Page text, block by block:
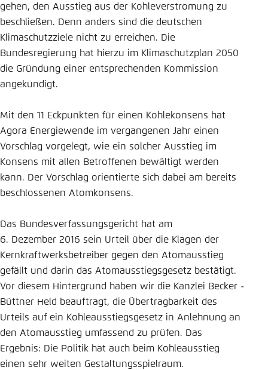
gehen, den Ausstieg aus der Kohleverstromung zu
beschließen. Denn anders sind die deutschen
Klimaschutzziele nicht zu erreichen. Die
Bundesregierung hat hierzu im Klimaschutzplan 2050
die Gründung einer entsprechenden Kommission
angekündigt.
Mit den 11 Eckpunkten für einen Kohlekonsens hat
Agora Energiewende im vergangenen Jahr einen
Vorschlag vorgelegt, wie ein solcher Ausstieg im
Konsens mit allen Betroffenen bewältigt werden
kann. Der Vorschlag orientierte sich dabei am bereits
beschlossenen Atomkonsens.
Das Bundesverfassungsgericht hat am
6. Dezember 2016 sein Urteil über die Klagen der
Kernkraftwerksbetreiber gegen den Atomausstieg
gefällt und darin das Atomausstiegsgesetz bestätigt.
Vor diesem Hintergrund haben wir die Kanzlei Becker ­
Büttner Held beauftragt, die Übertragbarkeit des
Urteils auf ein Kohleausstiegsgesetz in Anlehnung an
den Atomausstieg umfassend zu prüfen. Das
Ergebnis: Die Politik hat auch beim Kohleausstieg
einen sehr ­weiten Gestaltungsspielraum.
Einstellung für diese Webseite im Browser
speichern
Übernehmen